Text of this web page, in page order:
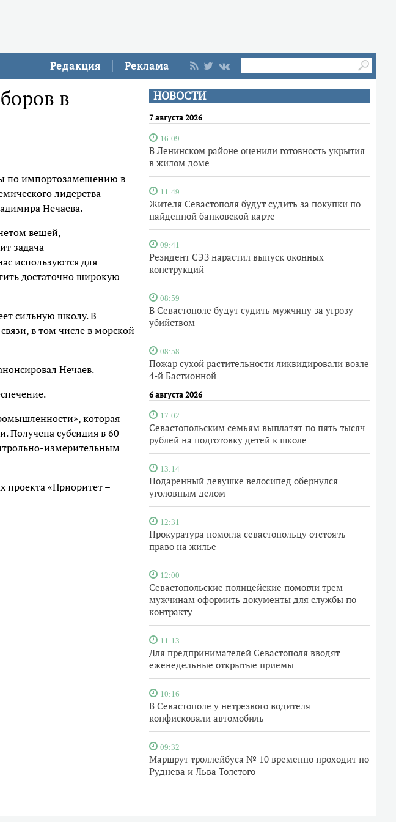
Редакция Реклама
НОВОСТИ
7 августа 2026
16:09
В Ленинском районе оценили готовность укрытия
в жилом доме
11:49
Жителя Севастополя будут судить за покупки по
найденной банковской карте
09:41
Резидент СЭЗ нарастил выпуск оконных
конструкций
08:59
В Севастополе будут судить мужчину за угрозу
убийством
08:58
Пожар сухой растительности ликвидировали возле
4-й Бастионной
6 августа 2026
17:02
Севастопольским семьям выплатят по пять тысяч
рублей на подготовку детей к школе
13:14
Подаренный девушке велосипед обернулся
уголовным делом
12:31
Прокуратура помогла севастопольцу отстоять
право на жилье
12:00
Севастопольские полицейские помогли трем
мужчинам оформить документы для службы по
контракту
11:13
Для предпринимателей Севастополя вводят
еженедельные открытые приемы
10:16
В Севастополе у нетрезвого водителя
конфисковали автомобиль
09:32
Маршрут троллейбуса № 10 временно проходит по
Руднева и Льва Толстого
в
по импортозамещению в
лидерства
Нечаева.
вещей,
задача
используются для
достаточно широкую
сильную школу. В
в том числе в морской
Нечаев.
которая
Получена субсидия в 60
измерительным
проекта «Приоритет –